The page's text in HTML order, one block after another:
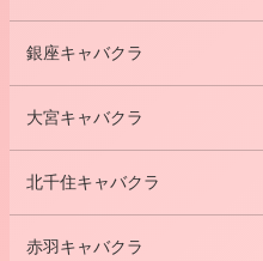
銀座キャバクラ
大宮キャバクラ
北千住キャバクラ
赤羽キャバクラ